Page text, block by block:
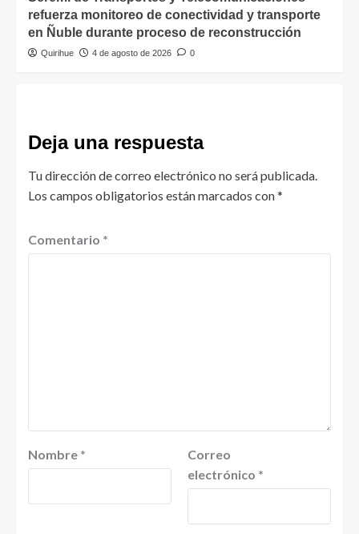
refuerza monitoreo de conectividad y transporte
en Ñuble durante proceso de reconstrucción
Quirihue 4 de agosto de 2026 0
Deja una respuesta
Tu dirección de correo electrónico no será publicada.
Los campos obligatorios están marcados con*
Comentario *
Nombre *
Correo
electrónico *